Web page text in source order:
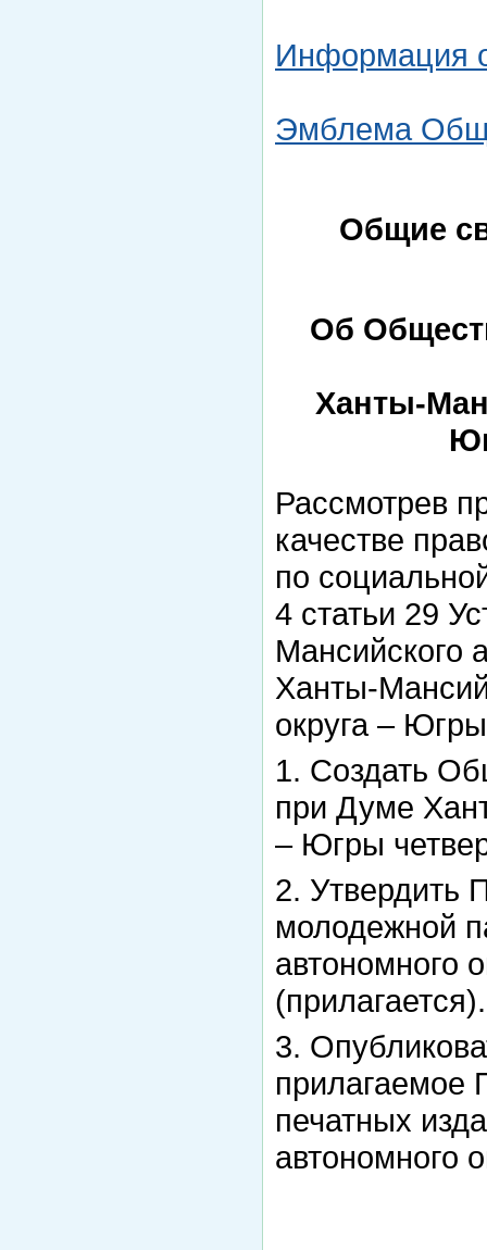
Информация
Эмблема
Общие
Об
Ханты-
Рассмотрев
качестве
по
4 статьи 29
Мансийского
Ханты-
округа –
1. Создать
при Думе
– Югры
2. Утвердить
молодежной
автономного
(прилагается).
3.
прилагаемое
печатных
автономного